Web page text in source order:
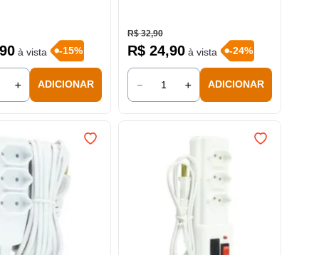
à vista -15%
＋ ADICIONAR
R$ 32,90
R$ 24,90à vista -24%
＋
－ ADICIONAR